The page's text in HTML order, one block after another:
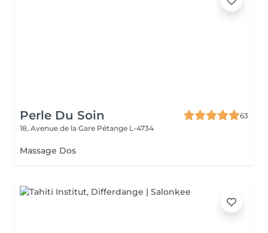
Perle Du Soin
63
18, Avenue de la Gare Pétange L-4734
Massage Dos